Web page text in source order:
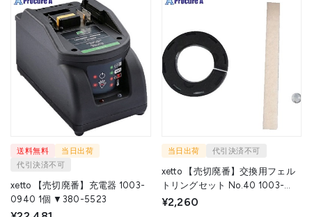
送料無料
当日出荷
代引決済不可
xetto 【売切廃番】充電器 1003-
0940 1個 ▼380-5523
当日出荷 代引決済不可
xetto 【売切廃番】交換用フェル
トリングセット No.40 1003-
0898 1組 ▼580-3623
¥2,260